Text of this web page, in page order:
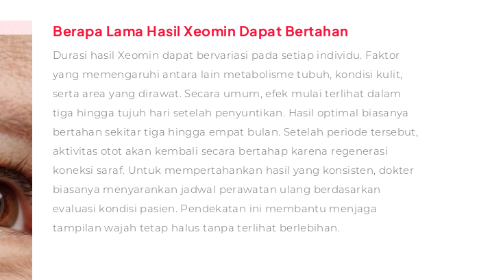
Berapa Lama Hasil Xeomin Dapat Bertahan
Durasi hasil Xeomin dapat bervariasi pada setiap individu. Faktor
yang memengaruhi antara lain metabolisme tubuh, kondisi kulit,
serta area yang dirawat. Secara umum, efek mulai terlihat dalam
tiga hingga tujuh hari setelah penyuntikan. Hasil optimal biasanya
bertahan sekitar tiga hingga empat bulan. Setelah periode tersebut,
aktivitas otot akan kembali secara bertahap karena regenerasi
koneksi saraf. Untuk mempertahankan hasil yang konsisten, dokter
biasanya menyarankan jadwal perawatan ulang berdasarkan
evaluasi kondisi pasien. Pendekatan ini membantu menjaga
tampilan wajah tetap halus tanpa terlihat berlebihan.